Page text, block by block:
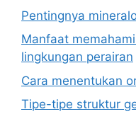
Pentingnya
Manfaat
lingkungan perairan
Cara menentukan
Tipe-tipe struktur